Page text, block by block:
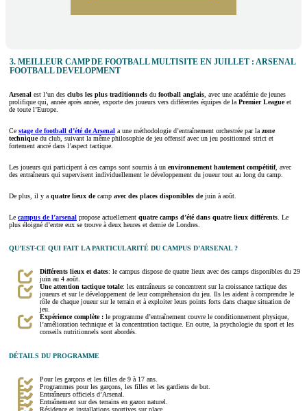
3. MEILLEUR CAMP DE FOOTBALL MULTISITE EN JUILLET : ARSENAL
FOOTBALL DEVELOPMENT
Arsenal est l’un des clubs les plus traditionnels du football anglais , avec une académie de jeunes
prolifique qui, année après année, exporte des joueurs vers différentes équipes de la Premier Leagueet
de toute l’Europe.
Ce stage de football d’été de Arsenal a une méthodologie d’entraînement orchestrée par la zone
techniquedu club, suivant la même philosophie de jeu offensif avec un jeu positionnel strict et
fortement ancré dans l’aspect tactique.
Les joueurs qui participent à ces camps sont soumis à un environnement hautement compétitif, avec
des entraîneurs qui supervisent individuellement le développement du joueur tout au long du camp.
De plus, il y a quatre lieux decamp avec des places disponibles dejuin à août.
Le campus de l’arsenal propose actuellement quatre camps d’été dans quatre lieux différents . Le
plus éloigné d’entre eux se trouve à deux heures et demie de Londres.
QU’EST-CE QUI FAIT LA PARTICULARITÉ DU CAMPUS D’ARSENAL ?
Différents lieux et dates: le campus dispose de quatre lieux avec des camps disponibles du 29
juin au 4 août.
Une attention tactique totale: les entraîneurs se concentrent sur la croissance tactique des
joueurs et sur le développement de leur compréhension du jeu. Ils les aident à comprendre le
rôle de chaque joueur sur le terrain et à exploiter leurs points forts dans chaque situation de
jeu.
Expérience complète : le programme d’entraînement couvre le conditionnement physique,
l’amélioration technique et la concentration tactique. En outre, la psychologie du sport et les
conseils nutritionnels sont abordés.
DÉTAILS DU PROGRAMME
Pour les garçons et les filles de 9 à 17 ans.
Programmes pour les garçons, les filles et les gardiens de but.
Entraîneurs officiels d’Arsenal.
Entraînement sur des terrains en gazon naturel.
Résidence et installations sportives sur place.